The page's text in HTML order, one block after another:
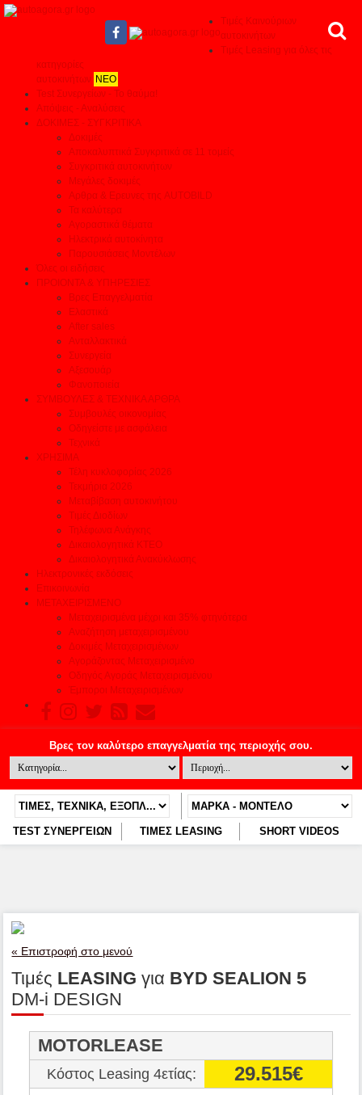
Τιμές Καινούριων
αυτοκινήτων
Τιμές Leasing για όλες τις
κατηγορίες
αυτοκινήτων ΝΕΟ
Test Συνεργείων - Το θαύμα!
Απόψεις - Αναλύσεις
ΔΟΚΙΜΕΣ - ΣΥΓΚΡΙΤΙΚΑ
Δοκιμές
Αποκαλυπτικά Συγκριτικά σε 11 τομείς
Συγκριτικά αυτοκινήτων
Μεγάλες δοκιμές
Αρθρα & Ερευνες της AUTOBILD
Τα καλύτερα
Αγοραστικά θέματα
Ηλεκτρικά αυτοκίνητα
Παρουσιάσεις Μοντέλων
Όλες οι ειδήσεις
ΠΡΟΙΟΝΤΑ & ΥΠΗΡΕΣΙΕΣ
Βρες Επαγγελματία
Ελαστικά
After sales
Ανταλλακτικά
Συνεργεία
Αξεσουάρ
Φανοποιεία
ΣΥΜΒΟΥΛΕΣ & ΤΕΧΝΙΚΑ ΑΡΘΡΑ
Συμβουλές οικονομίας
Οδηγείστε με ασφάλεια
Τεχνικά
ΧΡΗΣΙΜΑ
Τέλη κυκλοφορίας 2026
Τεκμήρια 2026
Μεταβίβαση αυτοκινήτου
Τιμές Διοδίων
Τηλέφωνα Ανάγκης
Δικαιολογητικά ΚΤΕΟ
Δικαιολογητικά Ανακύκλωσης
Ηλεκτρονικές εκδόσεις
Επικοινωνία
ΜΕΤΑΧΕΙΡΙΣΜΕΝΟ
Μεταχειρισμένα μέχρι και 35% φτηνότερα
Αναζήτηση μεταχειρισμένου
Δοκιμές Μεταχειρισμένων
Αγοράζοντας Μεταχειρισμένο
Οδηγός Αγοράς Μεταχειρισμένου
Έμποροι Μεταχειρισμένων
TEST ΣΥΝΕΡΓΕΙΩΝ ΤΙΜΕΣ LEASING SHORT VIDEOS
« Επιστροφή στο μενού
Τιμές LEASING για BYD SEALION 5
DM-i DESIGN
MOTORLEASE
Κόστος Leasing 4ετίας: 29.515€